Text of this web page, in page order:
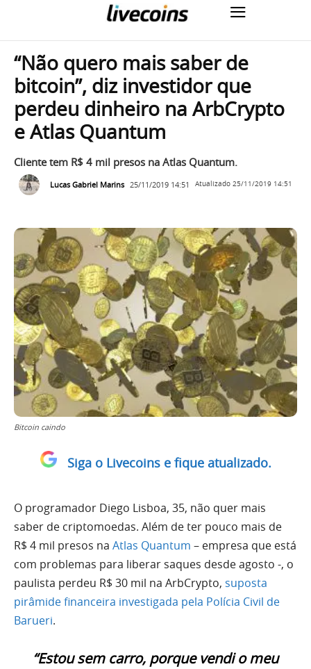
“Não quero mais saber de
bitcoin”, diz investidor que
perdeu dinheiro na ArbCrypto
e Atlas Quantum
Cliente tem R$ 4 mil presos na Atlas Quantum.
Lucas Gabriel Marins 25/11/2019 14:51 Atualizado 25/11/2019 14:51
Bitcoin caindo
Siga o Livecoins e fique atualizado.
O programador Diego Lisboa, 35, não quer mais
saber de criptomoedas. Além de ter pouco mais de
R$ 4 mil presos na Atlas Quantum – empresa que está
com problemas para liberar saques desde agosto -, o
paulista perdeu R$ 30 mil na ArbCrypto, suposta
pirâmide financeira investigada pela Polícia Civil de
Barueri.
“Estou sem carro, porque vendi o meu